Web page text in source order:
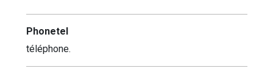
Phonetel
téléphone.